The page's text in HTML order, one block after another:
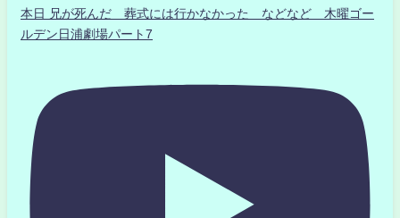
本日 兄が死んだ 葬式には行かなかった などなど 木曜ゴー
ルデン日浦劇場パート7